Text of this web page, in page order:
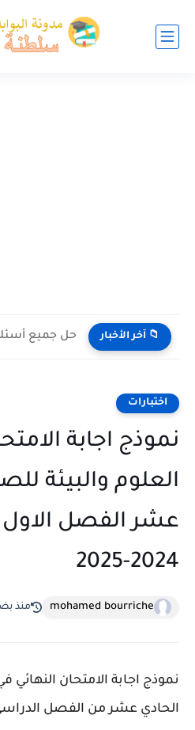
📁 آخر الأخبار
اختبارات
نموذج اجابة
العلوم والبيئة
عشر الفصل الاول
2024-2025
mohamed bourriche منذ
نموذج اجابة الامتحان النهائي
الحادي عشر من الفصل الدراسي